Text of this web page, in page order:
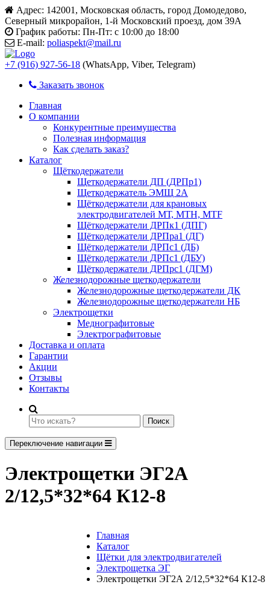
Адрес: 142001, Московская область, город Домодедово,
Северный микрорайон, 1-й Московский проезд, дом 39А
График работы: Пн-Пт: с 10:00 до 18:00
E-mail: poliaspekt@mail.ru
+7 (916) 927-56-18 (WhatsApp, Viber, Telegram)
Заказать звонок
Главная
О компании
Конкурентные преимущества
Полезная информация
Как сделать заказ?
Каталог
Щёткодержатели
Щеткодержатели ДП (ДРПр1)
Щеткодержатель ЭМЩ 2А
Щёткодержатели для крановых
электродвигателей МТ, МТН, МТF
Щёткодержатели ДРПк1 (ДПГ)
Щёткодержатели ДРПра1 (ДГ)
Щёткодержатели ДРПс1 (ДБ)
Щёткодержатели ДРПс1 (ДБУ)
Щёткодержатели ДРПрс1 (ДГМ)
Железнодорожные щеткодержатели
Железнодорожные щеткодержатели ДК
Железнодорожные щеткодержатели НБ
Электрощетки
Меднографитовые
Электрографитовые
Доставка и оплата
Гарантии
Акции
Отзывы
Контакты
Поиск
Переключение навигации
Электрощетки ЭГ2А
2/12,5*32*64 К12-8
Главная
Каталог
Щётки для электродвигателей
Электрощетка ЭГ
Электрощетки ЭГ2А 2/12,5*32*64 К12-8